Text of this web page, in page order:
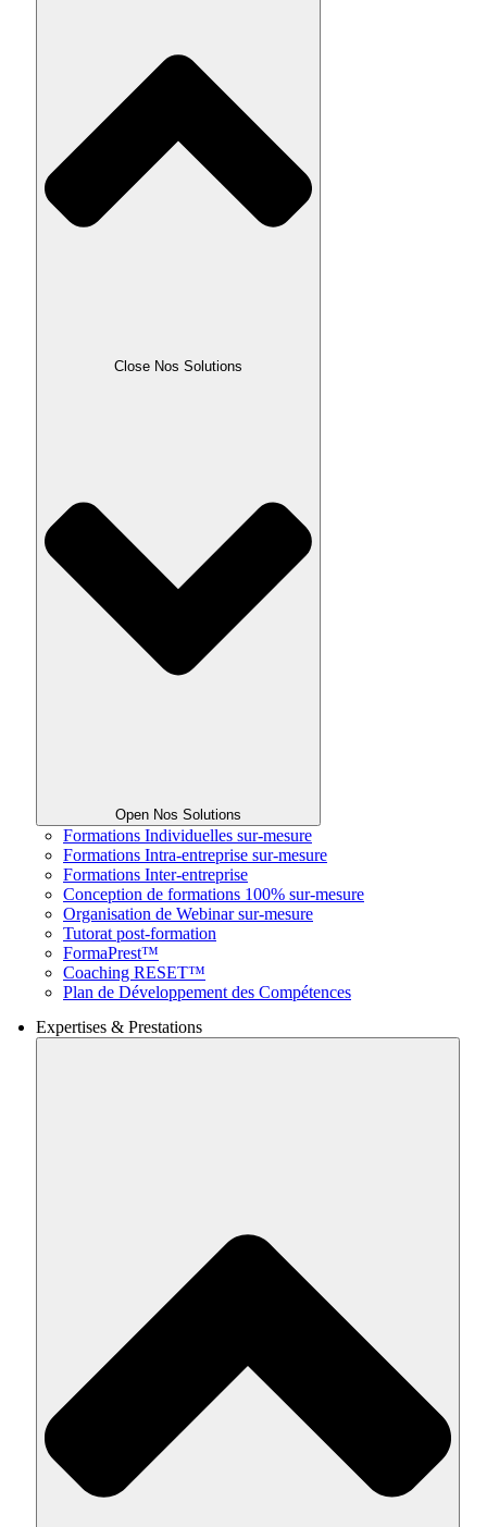
Close Nos Solutions
Open Nos Solutions
Formations Individuelles sur-mesure
Formations Intra-entreprise sur-mesure
Formations Inter-entreprise
Conception de formations 100% sur-mesure
Organisation de Webinar sur-mesure
Tutorat post-formation
FormaPrest™
Coaching RESET™
Plan de Développement des Compétences
Expertises & Prestations